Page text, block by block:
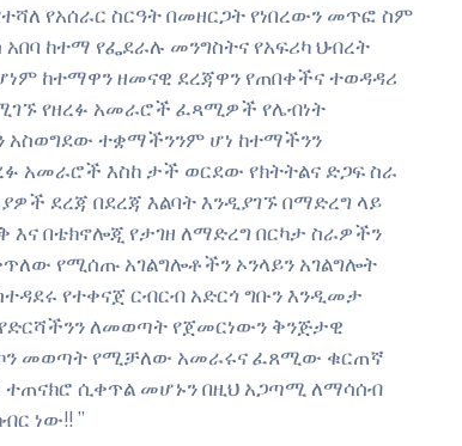
የአሰራር ስርዓት በመዘርጋት የነበረውን መጥፎ ስም
ከተማ የፌደራሉ መንግስትና የአፍሪካ ህብረት
ከተማዋን ዘመናዊ ደረጃዋን የጠበቀችና ተወዳዳሪ
የዘረፉ አመራሮች ፈጻሚዎች የሌብነት
አስወግደው ተቋማችንንም ሆነ ከተማችንን
አመራሮች እስከ ታች ወርደው የክትትልና ድጋፍ ስራ
ደረጃ በደረጃ እልባት እንዲያገኙ በማድረግ ላይ
እና በቴክኖሎጂ የታገዘ ለማድረግ በርካታ ስራዎችን
የሚሰጡ አገልግሎቶችን ኦንላይን አገልግሎት
የተቀናጀ ርብርብ አድርጎ ግቡን እንዲመታ
ለመወጣት የጀመርነውን ቅንጅታዊ
መወጣት የሚቻለው አመራሩና ፈጸሚው ቁርጠኛ
ተጠናክሮ ሲቀጥል መሆኑን በዚህ አጋጣሚ ለማሳሰብ
ነው!!